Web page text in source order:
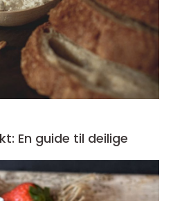
En guide til deilige